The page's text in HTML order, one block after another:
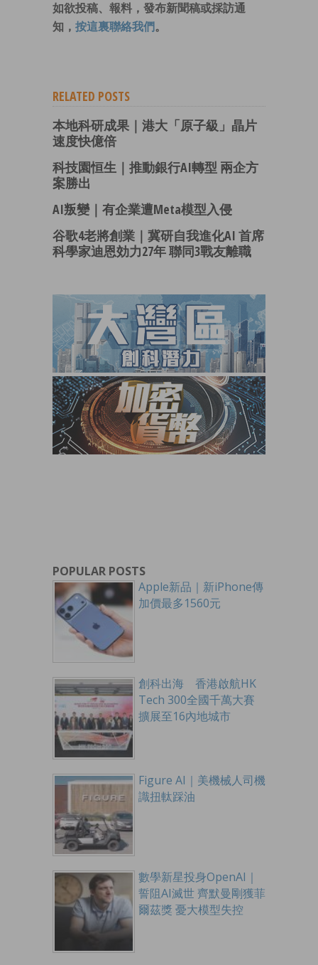
如欲投稿、報料，發布新聞稿或採訪通
知， 按這裏聯絡我們 。
RELATED POSTS
本地科研成果｜港大「原子級」晶片
速度快億倍
科技園恒生｜推動銀行AI轉型 兩企方
案勝出
AI叛變｜有企業遭Meta模型入侵
谷歌4老將創業｜冀研自我進化AI 首席
科學家迪恩効力27年 聯同3戰友離職
POPULAR POSTS
Apple新品｜新iPhone傳
加價最多1560元
創科出海 香港啟航HK
Tech 300全國千萬大賽
擴展至16內地城市
Figure AI｜美機械人司機
識扭軚踩油
數學新星投身OpenAI｜
誓阻AI滅世 齊默曼剛獲菲
爾茲獎 憂大模型失控